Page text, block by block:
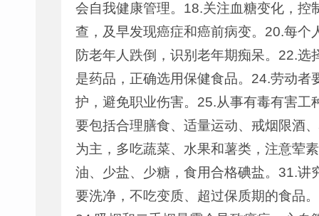
会自我健康管理。18.关注血糖变化，
查，及早发现癌症和癌前病变。20.每
防老年人跌倒，识别老年期痴呆。22.
是药品，正确选用保健食品。24.劳动
护，避免职业伤害。25.从事有毒有害工
要包括合理膳食、适量运动、戒烟限酒
为主，多吃蔬菜、水果和薯类，注意荤
油、少盐、少糖，食用合格碘盐。31.
要洗净，不吃变质、超过保质期的食品